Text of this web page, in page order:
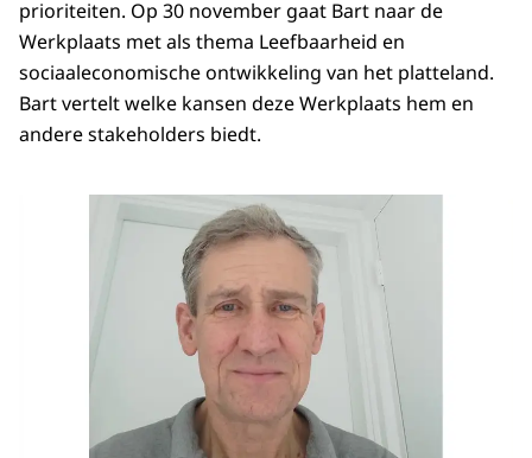
prioriteiten. Op 30 november gaat Bart naar de
Werkplaats met als thema Leefbaarheid en
sociaaleconomische ontwikkeling van het platteland.
Bart vertelt welke kansen deze Werkplaats hem en
andere stakeholders biedt.